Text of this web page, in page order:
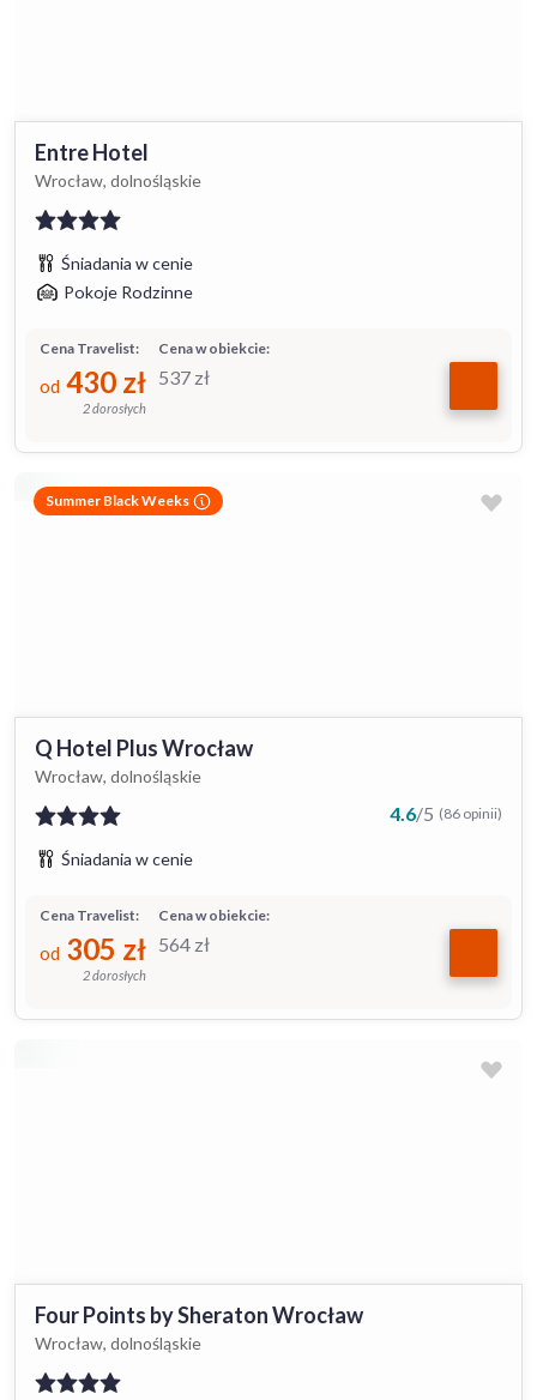
Entre Hotel
Wrocław, dolnośląskie
Śniadania w cenie
Pokoje Rodzinne
Cena w obiekcie:
537 zł
Cena Travelist:
od 430 zł
2 dorosłych
Summer Black Weeks
Q Hotel Plus Wrocław
Wrocław, dolnośląskie
4.6/5 (86 opinii)
Śniadania w cenie
Cena w obiekcie:
564 zł
Cena Travelist:
od 305 zł
2 dorosłych
Four Points by Sheraton Wrocław
Wrocław, dolnośląskie